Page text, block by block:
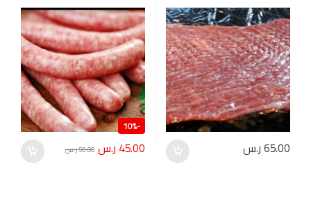
65.00ر.س
-
10%
45.00 ر.س 50.00ر.س